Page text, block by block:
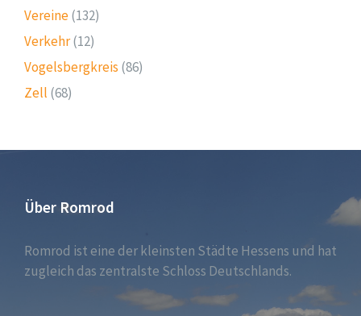
Vereine(132)
Verkehr(12)
Vogelsbergkreis (86)
Zell (68)
Über Romrod
Romrod ist eine der kleinsten Städte Hessens und hat
zugleich das zentralste Schloss Deutschlands.